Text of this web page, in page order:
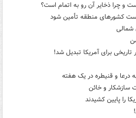
و چرا ذخایر آن رو به اتمام است؟
کشورهای منطقه تأمین شود
شمالی
برای آمریکا تبدیل شد!
سازشکار و خائن
را پایین کشیدند